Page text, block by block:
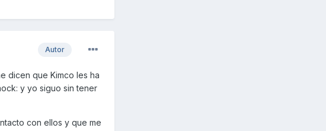
Autor
dicen que Kimco les ha
y yo siguo sin tener
con ellos y que me